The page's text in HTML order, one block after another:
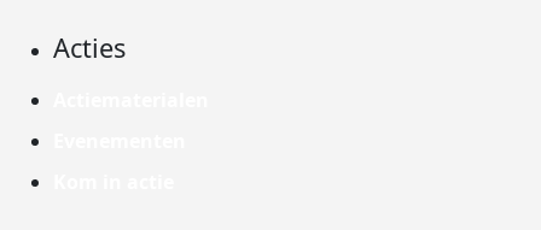
Acties